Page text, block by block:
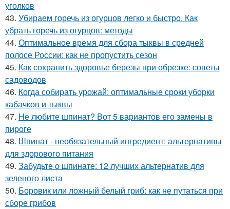
уголков
43. Убираем горечь из огурцов легко и быстро. Как
убрать горечь из огурцов: методы
44. Оптимальное время для сбора тыквы в средней
полосе России: как не пропустить сезон
45. Как сохранить здоровье березы при обрезке: советы
садоводов
46. Когда собирать урожай: оптимальные сроки уборки
кабачков и тыквы
47. Не любите шпинат? Вот 5 вариантов его замены в
пироге
48. Шпинат - необязательный ингредиент: альтернативы
для здорового питания
49. Забудьте о шпинате: 12 лучших альтернатив для
зеленого листа
50. Боровик или ложный белый гриб: как не путаться при
сборе грибов